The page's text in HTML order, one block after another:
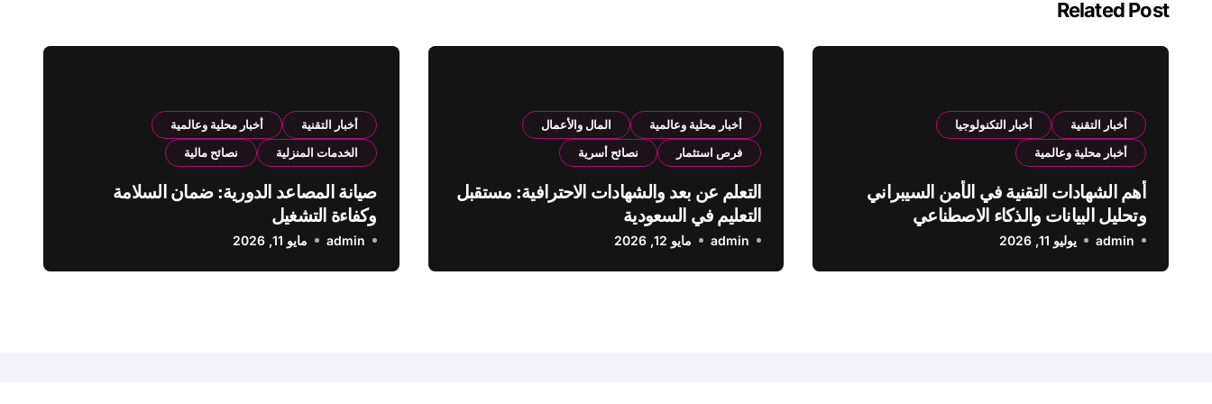
Related Post
أخبار التقنية
أخبار التكنولوجيا
أخبار محلية وعالمية
أهم الشهادات التقنية في الأمن السيبراني
وتحليل البيانات والذكاء الاصطناعي
admin يوليو 11, 2026
أخبار محلية وعالمية
المال والأعمال
فرص استثمار
نصائح أسرية
التعلم عن بعد والشهادات الاحترافية: مستقبل
التعليم في السعودية
admin مايو 12, 2026
أخبار التقنية
أخبار محلية وعالمية
الخدمات المنزلية
نصائح مالية
صيانة المصاعد الدورية: ضمان السلامة
وكفاءة التشغيل
admin مايو 11, 2026